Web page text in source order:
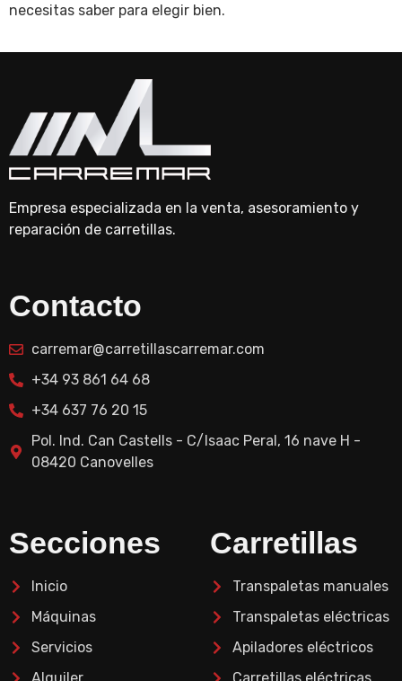
necesitas saber para elegir bien.
Empresa especializada en la venta, asesoramiento y
reparación de carretillas.
Contacto
carremar@carretillascarremar.com
+34 93 861 64 68
+34 637 76 20 15
Pol. Ind. Can Castells - C/Isaac Peral, 16 nave H -
08420 Canovelles
Secciones
Inicio
Máquinas
Servicios
Carretillas
Transpaletas manuales
Transpaletas eléctricas
Apiladores eléctricos